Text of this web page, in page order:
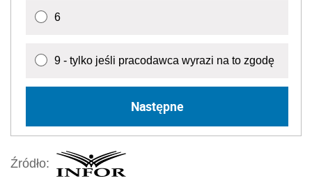
6
9 - tylko jeśli pracodawca wyrazi na to zgodę
Następne
Źródło: